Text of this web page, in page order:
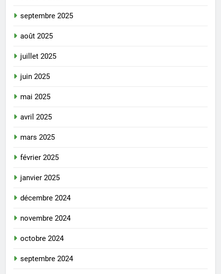
septembre 2025
août 2025
juillet 2025
juin 2025
mai 2025
avril 2025
mars 2025
février 2025
janvier 2025
décembre 2024
novembre 2024
octobre 2024
septembre 2024